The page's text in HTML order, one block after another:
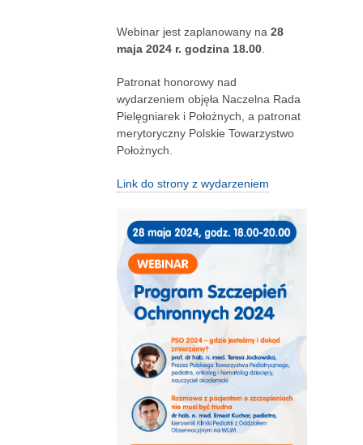
Webinar jest zaplanowany na 28
maja 2024 r. godzina 18.00
Patronat honorowy nad
wydarzeniem objęła Naczelna Rada
Pielęgniarek i Położnych, a patronat
merytoryczny Polskie Towarzystwo
Położnych.
Link do strony z wydarzeniem